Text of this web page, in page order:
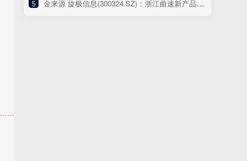
5 ​金来源 旋极信息(300324.SZ)：浙江曲速新产品TGU01芯片主要用于AI大模型推理场景，目前已经适配deepseek软件